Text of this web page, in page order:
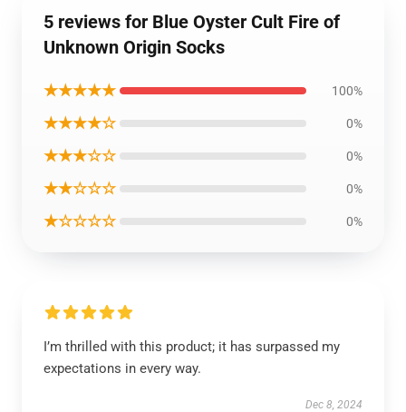
5 reviews for Blue Oyster Cult Fire of
Unknown Origin Socks
★★★★★ 100%
★★★★☆ 0%
★★★☆☆ 0%
★★☆☆☆ 0%
★☆☆☆☆ 0%
I’m thrilled with this product; it has surpassed my
expectations in every way.
Dec 8, 2024